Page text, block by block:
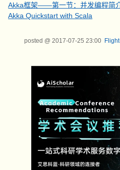
Akka框架——第一节：并发编程简
Akka Quickstart with Scala
posted @ 2017-07-25 23:00